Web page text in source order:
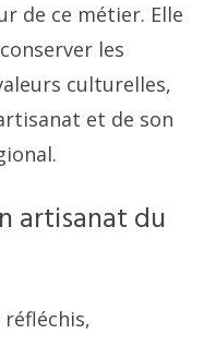
de ce métier. Elle
les
culturelles,
et de son
artisanat du